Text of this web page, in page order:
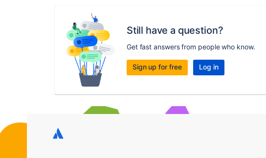
Still have a question?
Get fast answers from people who know.
Sign up for free Log in